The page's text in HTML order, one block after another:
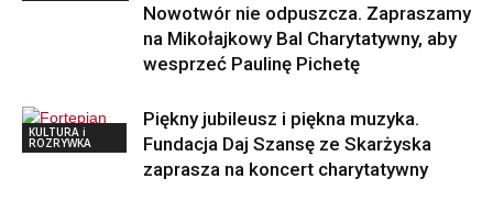
Nowotwór nie odpuszcza. Zapraszamy
na Mikołajkowy Bal Charytatywny, aby
wesprzeć Paulinę Pichetę
KULTURA i
ROZRYWKA
Piękny jubileusz i piękna muzyka.
Fundacja Daj Szansę ze Skarżyska
zaprasza na koncert charytatywny